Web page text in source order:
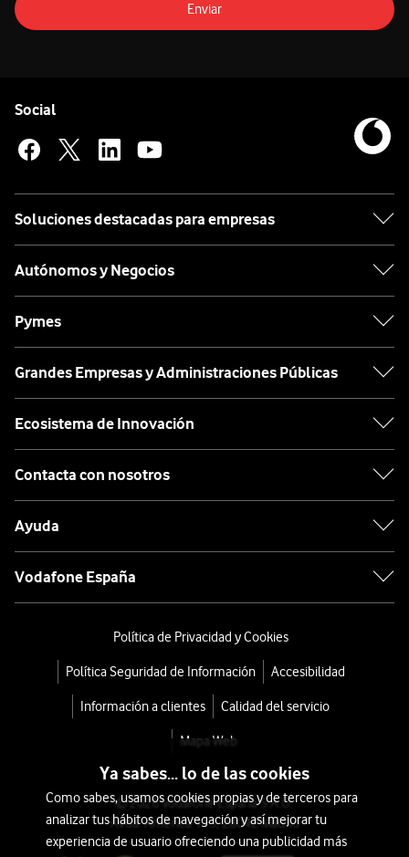
Enviar
Social
Soluciones destacadas para empresas
Autónomos y Negocios
Pymes
Grandes Empresas y Administraciones Públicas
Ecosistema de Innovación
Contacta con nosotros
Ayuda
Vodafone España
Política de Privacidad y Cookies
Política Seguridad de Información Accesibilidad
Información a clientes Calidad del servicio
Mapa Web
© 2026 Vodafone España S.A.U.
Avda. América 115, 28042 Madrid
Ya sabes... lo de las cookies
Como sabes, usamos cookies propias y de terceros para
analizar tus hábitos de navegación y así mejorar tu
experiencia de usuario ofreciendo una publicidad más